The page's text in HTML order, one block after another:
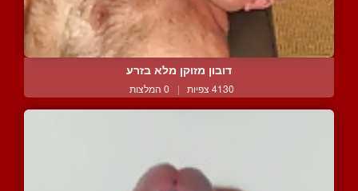
דובון מזוקן מלא בזרע
4130 צפיות | 0 המלצות